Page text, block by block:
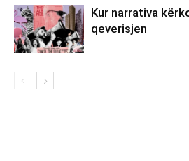
Kur narrativa
qeverisjen